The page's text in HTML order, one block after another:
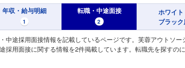
年収・給与明細
1
転職・中途面接
2
ホワイト
ブラッ
中途採用面接情報を記載しているページです。芙蓉アウトソ
用面接に関する情報を2件掲載しています。転職先を探すの